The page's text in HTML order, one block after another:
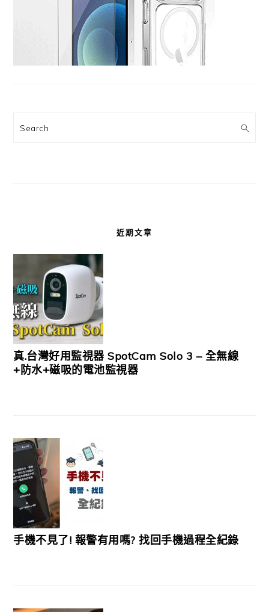
Search
近期文章
真.台灣好用監視器 SpotCam Solo 3 – 全無線
+防水+磁吸的電池監視器
手機不見了! 報警有用嗎? 找回手機過程全紀錄